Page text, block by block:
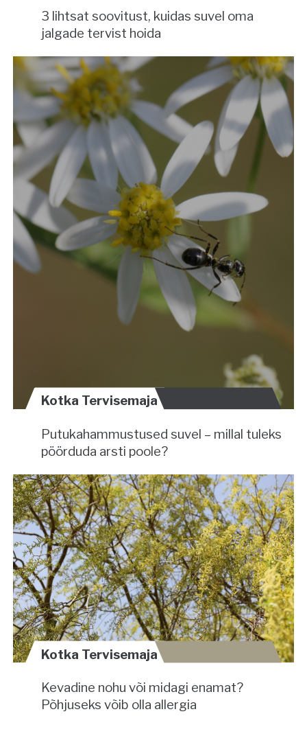
3 lihtsat soovitust, kuidas suvel oma
jalgade tervist hoida
Kotka Tervisemaja
Putukahammustused suvel – millal tuleks
pöörduda arsti poole?
Kotka Tervisemaja
Kevadine nohu või midagi enamat?
Põhjuseks võib olla allergia